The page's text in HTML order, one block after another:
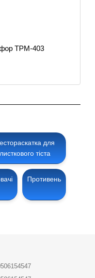
для
листкового тіста
Противень
ТРМ-403